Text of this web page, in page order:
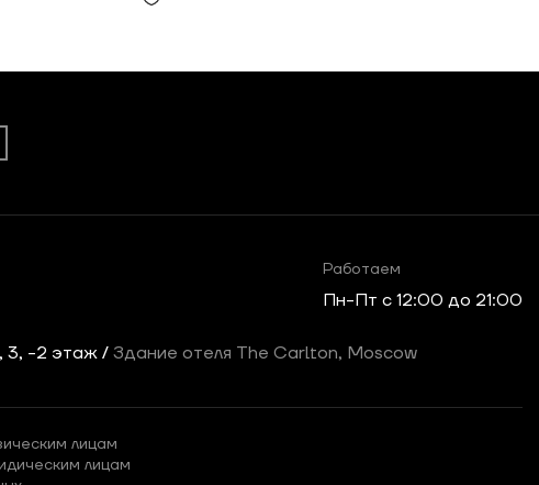
Работаем
Пн-Пт c 12:00 до 21:00
3, -2 этаж / Здание отеля The Carlton, Moscow
лицам
лицам